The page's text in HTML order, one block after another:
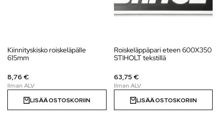
Kiinnityskisko roiskeläpälle
615mm
8,76 €
LISÄÄ OSTOSKORIIN
Roiskeläppäpari eteen 600X350
STIHOLT tekstillä
63,75 €
LISÄÄ OSTOSKORIIN